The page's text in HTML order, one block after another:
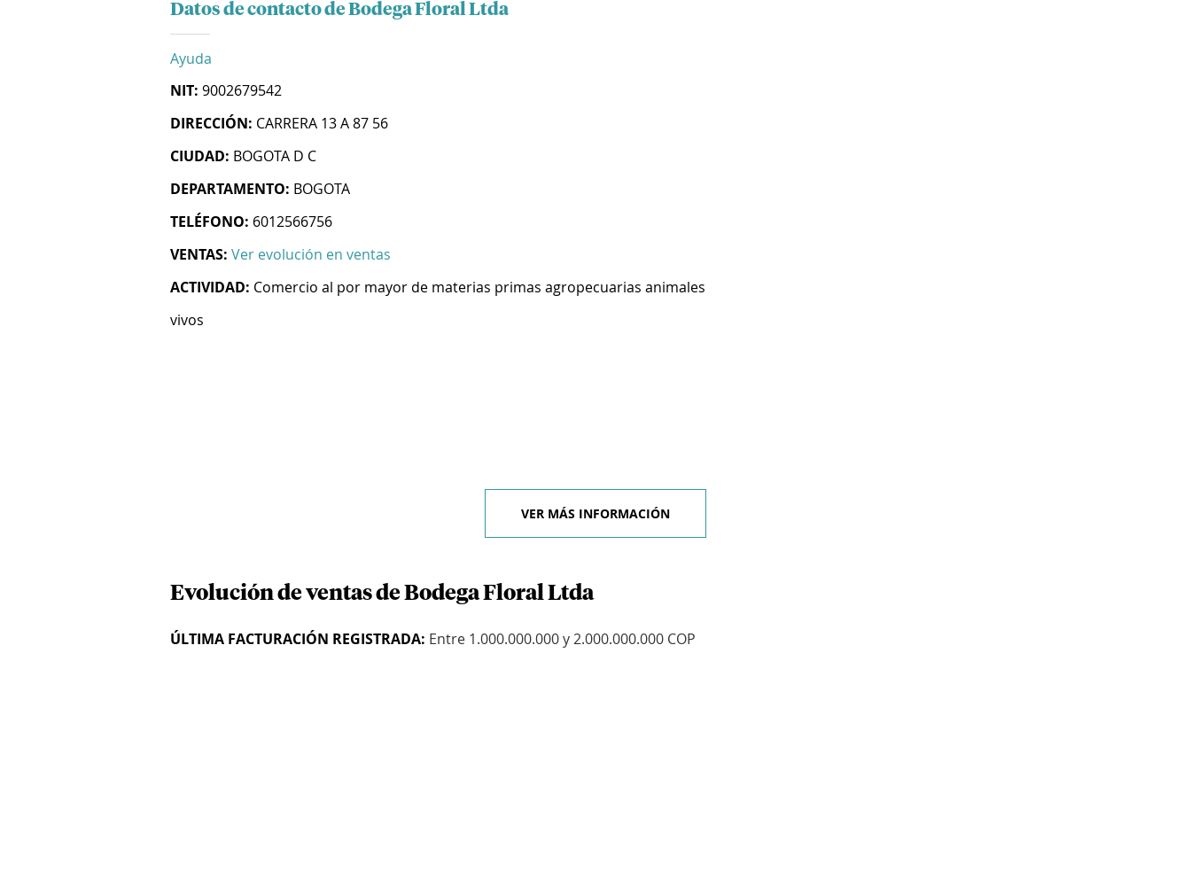
Datos de contacto de Bodega Floral Ltda
Ayuda
NIT: 9002679542
DIRECCIÓN: CARRERA 13 A 87 56
CIUDAD: BOGOTA D C
DEPARTAMENTO: BOGOTA
TELÉFONO: 6012566756
VENTAS: Ver evolución en ventas
ACTIVIDAD: Comercio al por mayor de materias primas agropecuarias animales
vivos
VER MÁS INFORMACIÓN
Evolución de ventas de Bodega Floral Ltda
ÚLTIMA FACTURACIÓN REGISTRADA: Entre 1.000.000.000 y 2.000.000.000 COP